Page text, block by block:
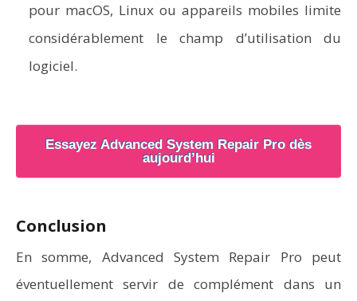
pour macOS, Linux ou appareils mobiles limite
considérablement le champ d’utilisation du
logiciel.
Essayez Advanced System Repair Pro dès
aujourd’hui
Conclusion
En somme, Advanced System Repair Pro peut
éventuellement servir de complément dans un